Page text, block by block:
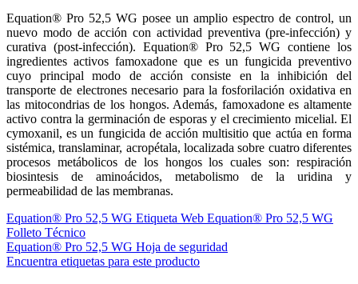
Equation® Pro 52,5 WG posee un amplio espectro de control, un
nuevo modo de acción con actividad preventiva (pre-infección) y
curativa (post-infección). Equation® Pro 52,5 WG contiene los
ingredientes activos famoxadone que es un fungicida preventivo
cuyo principal modo de acción consiste en la inhibición del
transporte de electrones necesario para la fosforilación oxidativa en
las mitocondrias de los hongos. Además, famoxadone es altamente
activo contra la germinación de esporas y el crecimiento micelial. El
cymoxanil, es un fungicida de acción multisitio que actúa en forma
sistémica, translaminar, acropétala, localizada sobre cuatro diferentes
procesos metábolicos de los hongos los cuales son: respiración
biosintesis de aminoácidos, metabolismo de la uridina y
permeabilidad de las membranas.
Equation® Pro 52,5 WG Etiqueta Web Equation® Pro 52,5 WG
Folleto Técnico
Equation® Pro 52,5 WG Hoja de seguridad
Encuentra etiquetas para este producto